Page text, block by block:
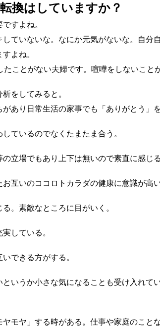
換はしていますか？
すよね。
ていないな。なにか元気がないな。自分
よね。
ことがない夫婦です。喧嘩をしないこと
をしてみると。
あり日常生活の家事でも「ありがとう」
ているのでなくたまたま合う。
立場でもあり上下は無いので素直に感じ
互いのココロトカラダの健康に意識が高い
。素敵なところに目がいく。
している。
できる方がする。
いうか小さな気になることも受け入れて
モヤ」する時がある。仕事や家庭のこと